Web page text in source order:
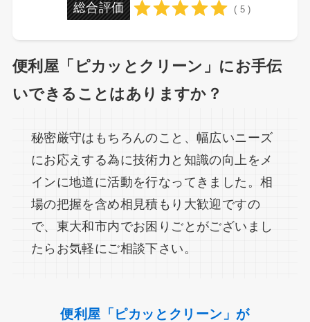
総合評価 ( 5 )
便利屋「ピカッとクリーン」にお手伝
いできることはありますか？
秘密厳守はもちろんのこと、幅広いニーズ
にお応えする為に技術力と知識の向上をメ
インに地道に活動を行なってきました。相
場の把握を含め相見積もり大歓迎ですの
で、東大和市内でお困りごとがございまし
たらお気軽にご相談下さい。
便利屋「ピカッとクリーン」が